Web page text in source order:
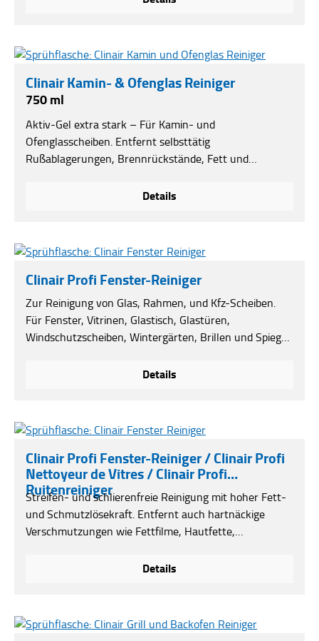
Clinair Kamin- & Ofenglas Reiniger
750 ml
Aktiv-Gel extra stark – Für Kamin- und
Ofenglasscheiben. Entfernt selbsttätig
Rußablagerungen, Brennrückstände, Fett und
Anwendung.***nicht erhältlich im Onlineshop***
Details
Clinair Profi Fenster-Reiniger
Zur Reinigung von Glas, Rahmen, und Kfz-Scheiben.
Für Fenster, Vitrinen, Glastisch, Glastüren,
Windschutzscheiben, Wintergärten, Brillen und Spiegel
Reinigungszusatz für das Wischwasser. Schnelles
Details
Clinair Profi Fenster-Reiniger / Clinair Profi
Nettoyeur de Vitres / Clinair Profi
Ruitenreiniger
Streifen- und schlierenfreie Reinigung mit hoher Fett-
und Schmutzlösekraft. Entfernt auch hartnäckige
Verschmutzungen wie Fettfilme, Hautfette,
Fliegenverschmutzungen. Verhindert die schnelle
EINSATZBEREICH: Zur Reinigung von Glas, Rahmen
und Kfz-Scheiben. Für Fenster, Vitrinen, Glastische,
Details